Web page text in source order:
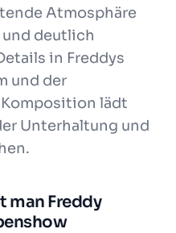
Atmosphäre
und deutlich
in Freddys
und der
lädt
Unterhaltung und
man Freddy